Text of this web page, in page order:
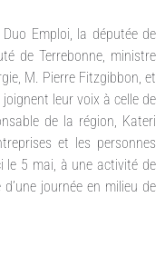
Emploi, la députée de
de Terrebonne, ministre
M. Pierre Fitzgibbon, et
leur voix à celle de
de la région, Kateri
et les personnes
le 5 mai, à une activité de
journée en milieu de